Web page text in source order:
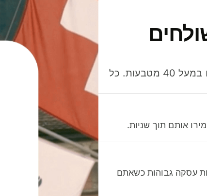
חסכו כסף כשאתo שולחים, מוציאים ומקבלים תשלום במעל 40 מטבעות. כל
אותם תוך שניות.
עסקה גבוהות כשאתם